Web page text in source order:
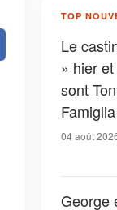
TOP
Le
» hier
sont
04 août
George